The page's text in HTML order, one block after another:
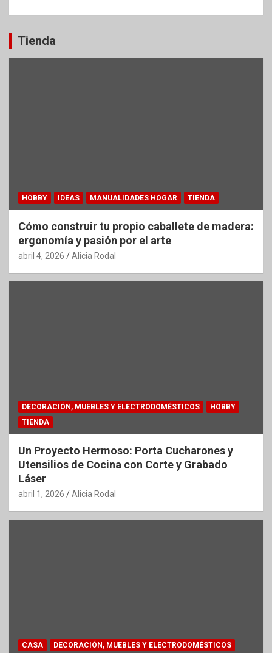
Tienda
HOBBY IDEAS MANUALIDADES HOGAR TIENDA
Cómo construir tu propio caballete de madera:
ergonomía y pasión por el arte
abril 4, 2026 Alicia Rodal
DECORACIÓN, MUEBLES Y ELECTRODOMÉSTICOS
HOBBY
TIENDA
Un Proyecto Hermoso: Porta Cucharones y
Utensilios de Cocina con Corte y Grabado
Láser
abril 1, 2026 Alicia Rodal
CASA
DECORACIÓN, MUEBLES Y ELECTRODOMÉSTICOS